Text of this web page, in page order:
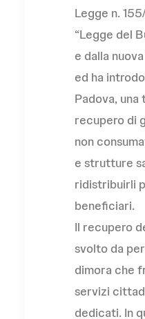
Legge n.
“Legge del
e dalla
ed ha
Padova, una
recupero di
non
e strutture
ridistribuirli
beneficiari.
Il recupero
svolto da
dimora che
servizi
dedicati. In